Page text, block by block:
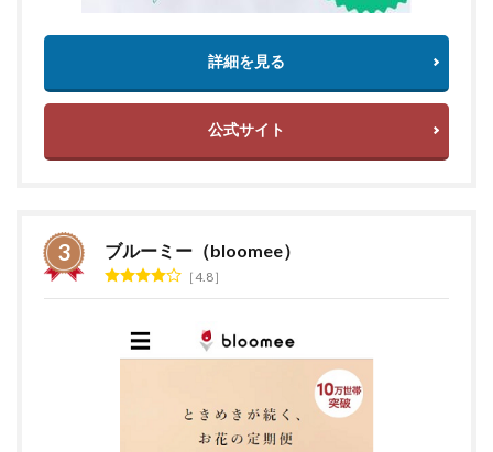
詳細を見る
公式サイト
ブルーミー（bloomee）
4.8